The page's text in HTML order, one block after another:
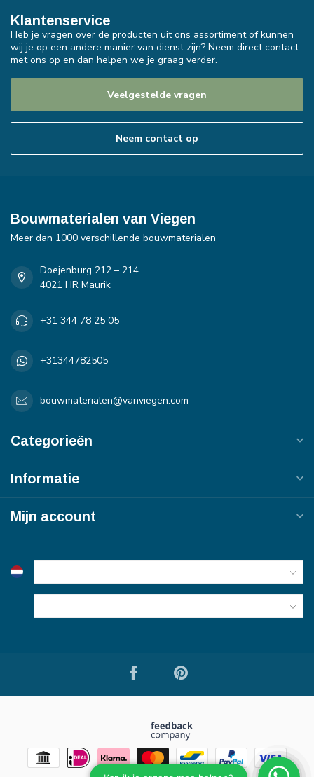
Klantenservice
Heb je vragen over de producten uit ons assortiment of kunnen
wij je op een andere manier van dienst zijn? Neem direct contact
met ons op en dan helpen we je graag verder.
Veelgestelde vragen
Neem contact op
Bouwmaterialen van Viegen
Meer dan 1000 verschillende bouwmaterialen
Doejenburg 212 – 214
4021 HR Maurik
+31 344 78 25 05
+31344782505
bouwmaterialen@vanviegen.com
Categorieën
Informatie
Mijn account